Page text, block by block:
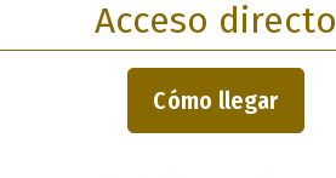
Acceso directo
Cómo llegar